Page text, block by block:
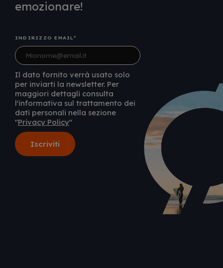
emozionare!
INDIRIZZO EMAIL
Il dato fornito verrà usato solo
per inviarti la newsletter. Per
maggiori dettagli consulta
l'informativa sul trattamento dei
dati personali nella sezione
"Privacy Policy"